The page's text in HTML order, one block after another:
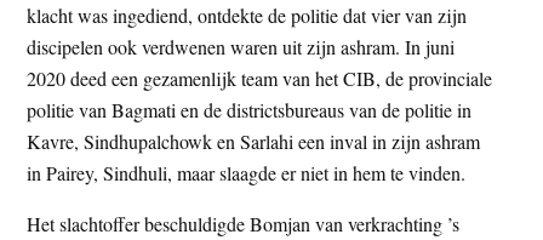
klacht was ingediend, ontdekte de politie dat vier van zijn
discipelen ook verdwenen waren uit zijn ashram. In juni
2020 deed een gezamenlijk team van het CIB, de provinciale
politie van Bagmati en de districtsbureaus van de politie in
Kavre, Sindhupalchowk en Sarlahi een inval in zijn ashram
in Pairey, Sindhuli, maar slaagde er niet in hem te vinden.
Het slachtoffer beschuldigde Bomjan van verkrachting ’s